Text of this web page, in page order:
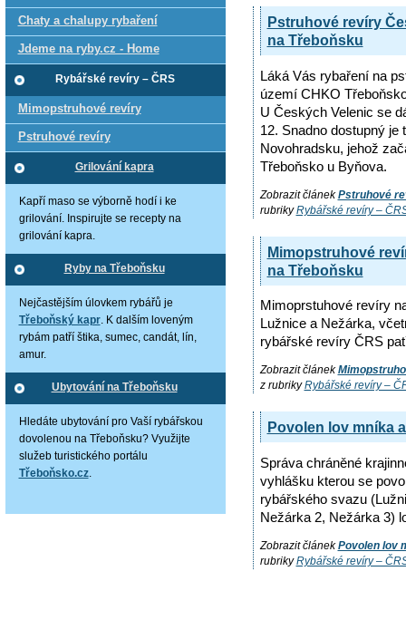
Pstruhové revíry
na Třeboňsku
Láká Vás rybaření na
území CHKO
U Českých Velenic se
12. Snadno dostupný
Novohradsku, jehož
Třeboňsko u Byňova.
Zobrazit článekPstruhové
rubrikyRybářské revíry –
Mimopstruhové
na Třeboňsku
Mimoprstuhové revíry
Lužnice a Nežárka,
rybářské revíry ČRS
Zobrazit článek
z rubrikyRybářské revíry –
Povolen lov mníka
Správa chráněné
vyhlášku kterou se
rybářského svazu
Nežárka 2, Nežárka 3)
Zobrazit článekPovolen lov
rubrikyRybářské revíry –
Chaty a chalupy rybaření
Jdeme na ryby.cz - Home
Rybářské revíry – ČRS
Mimopstruhové revíry
Pstruhové revíry
Grilování kapra
Kapří maso se výborně hodí i ke
grilování. Inspirujte se recepty na
grilování kapra.
Ryby na Třeboňsku
Nejčastějším úlovkem rybářů je
Třeboňský kapr. K dalším loveným
rybám patří štika, sumec, candát, lín,
amur.
Ubytování na Třeboňsku
Hledáte ubytování pro Vaší rybářskou
dovolenou na Třeboňsku? Využijte
služeb turistického portálu
Třeboňsko.cz.